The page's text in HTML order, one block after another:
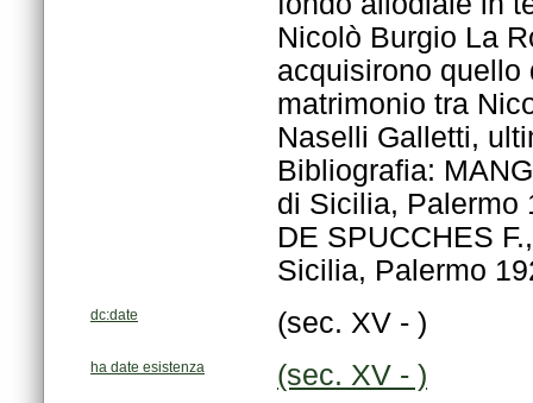
Sicilia, Palermo
dc:date (sec. XV - )
ha date esistenza (sec. XV - )